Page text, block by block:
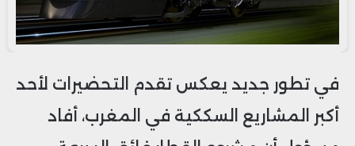
في تطور جديد يعكس تقدم التحضيرات لأحد
أكبر المشاريع السككية في المغرب، أفاد